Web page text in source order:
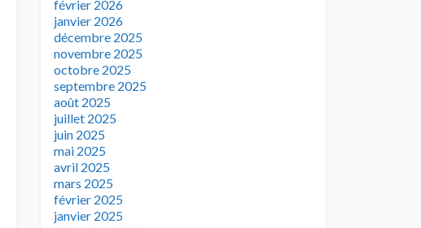
février 2026
janvier 2026
décembre 2025
novembre 2025
octobre 2025
septembre 2025
août 2025
juillet 2025
juin 2025
mai 2025
avril 2025
mars 2025
février 2025
janvier 2025